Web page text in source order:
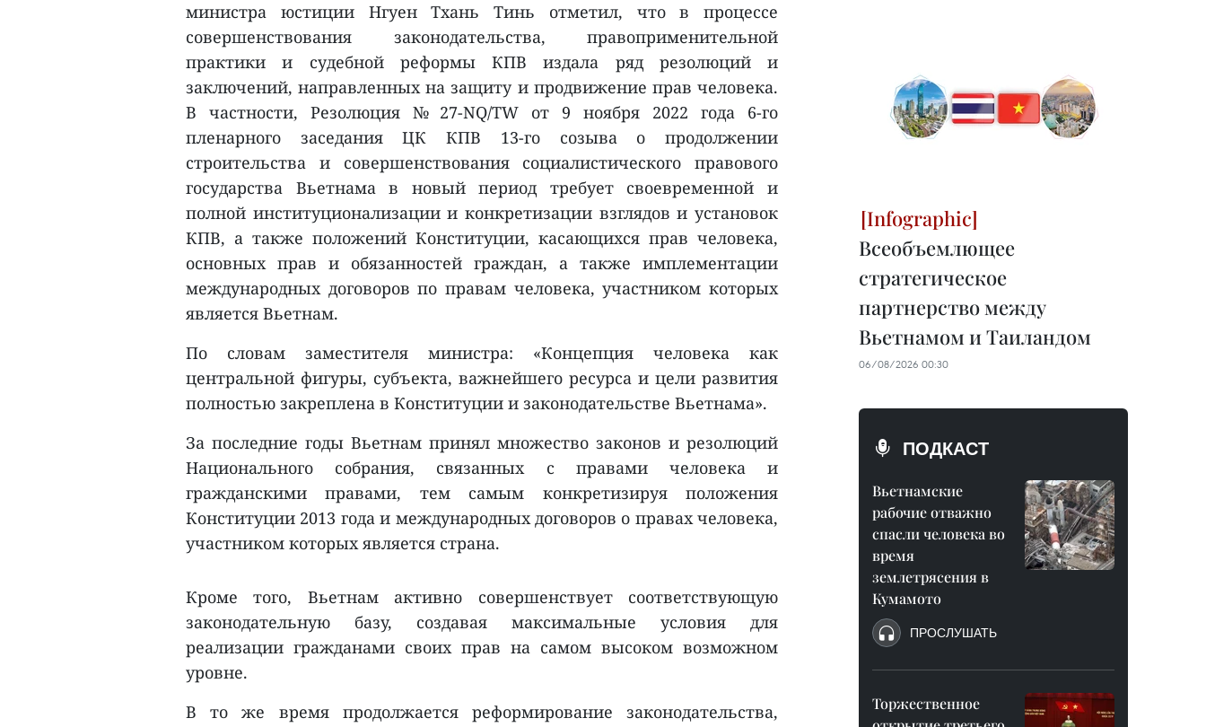
министра юстиции Нгуен Тхань Тинь отметил, что в процессе
совершенствования законодательства, правоприменительной
практики и судебной реформы КПВ издала ряд резолюций и
заключений, направленных на защиту и продвижение прав человека.
В частности, Резолюция № 27-NQ/TW от 9 ноября 2022 года 6-го
пленарного заседания ЦК КПВ 13-го созыва о продолжении
строительства и совершенствования социалистического правового
государства Вьетнама в новый период требует своевременной и
полной институционализации и конкретизации взглядов и установок
КПВ, а также положений Конституции, касающихся прав человека,
основных прав и обязанностей граждан, а также имплементации
международных договоров по правам человека, участником которых
является Вьетнам.
По словам заместителя министра: «Концепция человека как
центральной фигуры, субъекта, важнейшего ресурса и цели развития
полностью закреплена в Конституции и законодательстве Вьетнама».
За последние годы Вьетнам принял множество законов и резолюций
Национального собрания, связанных с правами человека и
гражданскими правами, тем самым конкретизируя положения
Конституции 2013 года и международных договоров о правах человека,
участником которых является страна.
Кроме того, Вьетнам активно совершенствует соответствующую
законодательную базу, создавая максимальные условия для
реализации гражданами своих прав на самом высоком возможном
уровне.
В то же время продолжается реформирование законодательства,
Всеобъемлющее
стратегическое
партнерство между
Вьетнамом и Таиландом
06/08/2026 00:30
ПОДКАСТ
Вьетнамские
рабочие отважно
спасли человека во
время
землетрясения в
Кумамото
ПРОСЛУШАТЬ
Торжественное